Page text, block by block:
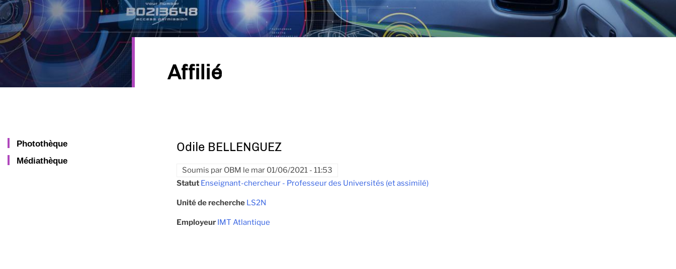
Affilié
Photothèque
Médiathèque
Odile BELLENGUEZ
Soumis par OBM le mar 01/06/2021 - 11:53
Statut Enseignant-chercheur - Professeur des Universités (et assimilé)
Unité de recherche LS2N
Employeur IMT Atlantique